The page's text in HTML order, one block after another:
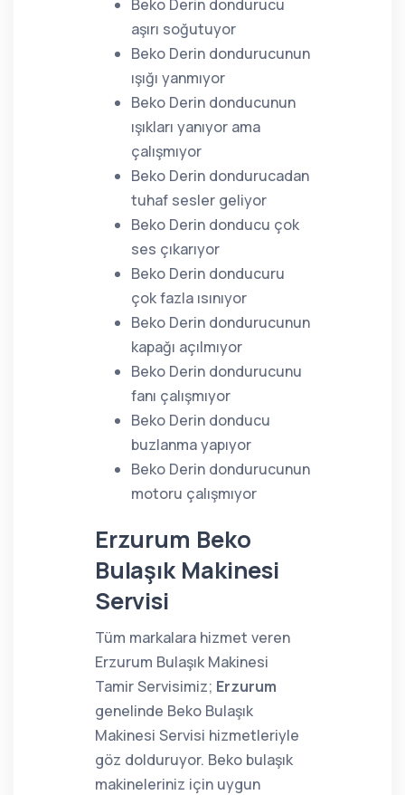
Beko Derin dondurucu
aşırı soğutuyor
Beko Derin dondurucunun
ışığı yanmıyor
Beko Derin donducunun
ışıkları yanıyor ama
çalışmıyor
Beko Derin dondurucadan
tuhaf sesler geliyor
Beko Derin donducu çok
ses çıkarıyor
Beko Derin donducuru
çok fazla ısınıyor
Beko Derin dondurucunun
kapağı açılmıyor
Beko Derin dondurucunu
fanı çalışmıyor
Beko Derin donducu
buzlanma yapıyor
Beko Derin dondurucunun
motoru çalışmıyor
Erzurum Beko
Bulaşık Makinesi
Servisi
Tüm markalara hizmet veren
Erzurum Bulaşık Makinesi
Tamir Servisimiz; Erzurum
genelinde Beko Bulaşık
Makinesi Servisi hizmetleriyle
göz dolduruyor. Beko bulaşık
makineleriniz için uygun